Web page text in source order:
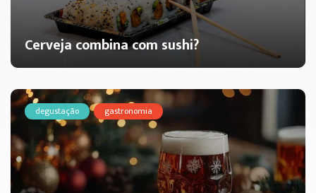
Cerveja combina com sushi?
degustação gastronomia